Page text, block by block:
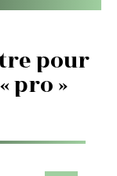
pour
pro »